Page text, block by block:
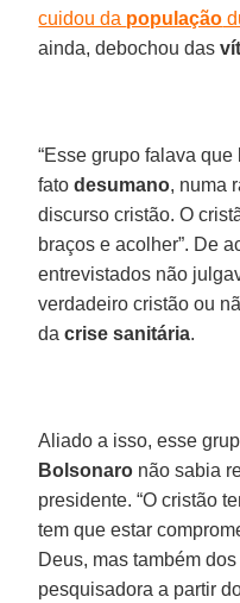
cuidou da população
ainda, debochou das
“Esse grupo falava que
fato desumano, numa
discurso cristão. O
braços e acolher”. De
entrevistados não
verdadeiro cristão ou
da crise sanitária.
Aliado a isso, esse
Bolsonaro não sabia
presidente. “O cristão
tem que estar
Deus, mas também
pesquisadora a partir